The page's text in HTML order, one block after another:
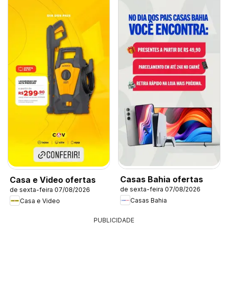
Casa e Video ofertas
de sexta-feira 07/08/2026
Casa e Video
Casas Bahia ofertas
de sexta-feira 07/08/2026
Casas Bahia
PUBLICIDADE